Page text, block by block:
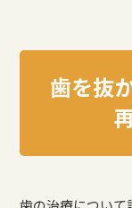
歯を抜